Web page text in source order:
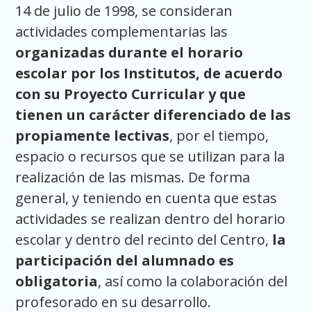
14 de julio de 1998, se consideran
actividades complementarias las
organizadas durante el horario
escolar por los Institutos, de acuerdo
con su Proyecto Curricular y que
tienen un carácter diferenciado de las
propiamente lectivas, por el tiempo,
espacio o recursos que se utilizan para la
realización de las mismas. De forma
general, y teniendo en cuenta que estas
actividades se realizan dentro del horario
escolar y dentro del recinto del Centro, la
participación del alumnado es
obligatoria, así como la colaboración del
profesorado en su desarrollo.